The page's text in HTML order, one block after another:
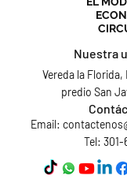
Nuestra
Vereda la
predio San
Email:
Tel: 301-